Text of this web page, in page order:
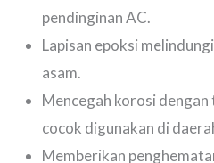
pendinginan AC.
Lapisan epoksi
asam.
Mencegah korosi
cocok digunakan di
Memberikan